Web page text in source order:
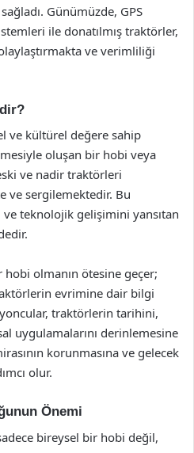
Günümüzde, GPS
ile donatılmış traktörler,
ve verimliliği
ve kültürel değere sahip
oluşan bir hobi veya
ve nadir traktörleri
ve sergilemektedir. Bu
teknolojik gelişimini yansıtan
olmanın ötesine geçer;
evrimine dair bilgi
traktörlerin tarihini,
uygulamalarını derinlemesine
korunmasına ve gelecek
olur.
Önemi
bireysel bir hobi değil,